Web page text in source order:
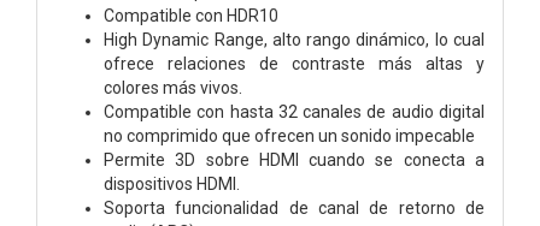
Compatible con HDR10
High Dynamic Range, alto rango dinámico, lo cual
ofrece relaciones de contraste más altas y
colores más vivos.
Compatible con hasta 32 canales de audio digital
no comprimido que ofrecen un sonido impecable
Permite 3D sobre HDMI cuando se conecta a
dispositivos HDMI.
Soporta funcionalidad de canal de retorno de